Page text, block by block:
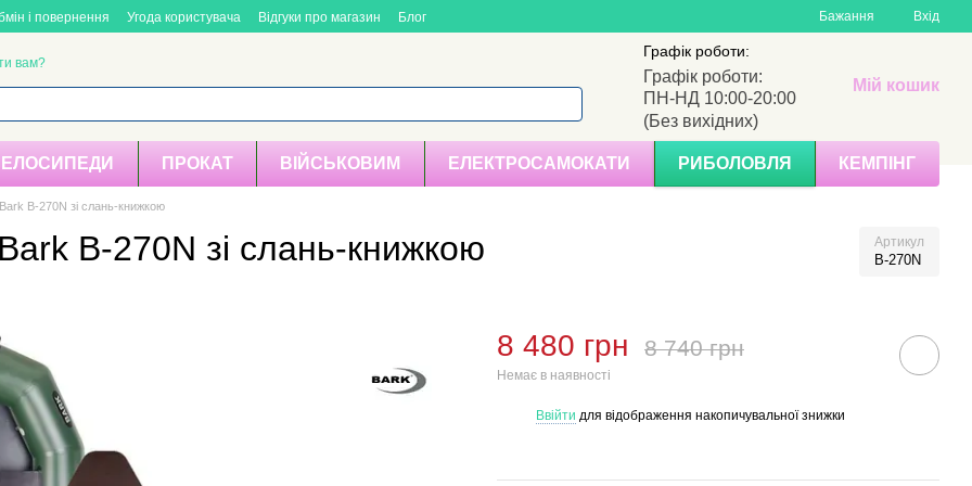
і повернення Угода користувача Відгуки про магазин Блог Бажання Вхід
вам?
Графік роботи:
Графік роботи:
ПН-НД 10:00-20:00
(Без вихідних)
Мій кошик
ПРОКАТ ВІЙСЬКОВИМ ЕЛЕКТРОСАМОКАТИ РИБОЛОВЛЯ КЕМПІНГ
В-270N зі слань-книжкою
В-270N зі слань-книжкою Артикул
B-270N
8 480 грн 8 740 грн
Немає в наявності
Ввійти для відображення накопичувальної знижки